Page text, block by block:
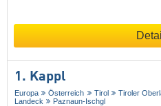
1. Kappl
Europa Österreich Tirol
Tiroler
Landeck
Paznaun-Ischgl